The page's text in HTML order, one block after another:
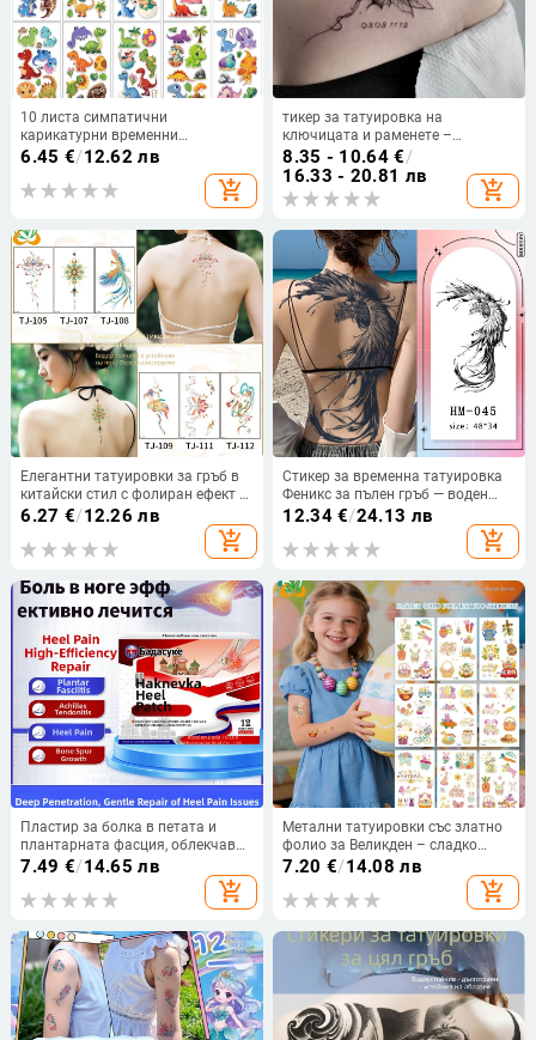
10 листа симпатични
карикатурни временни
татуировки с динозаври за
момчешки партита и стикери за
лице
6.45 €/12.62 лв
add_shopping_cart
тикер за татуировка на
ключицата и раменете –
фойерверк и пеперуда, тъмна
татуировка, стилна и секси,
водоустойчив, дълготраен
8.35 - 10.64€/
16.33 - 20.81 лв
add_shopping_cart
Елегантни татуировки за гръб в
китайски стил с фолиран ефект —
премиум усещане, флорални
мотиви за ръкав и ключица,
водоустойчиви и устойчиви на
6.27 €/12.26 лв
add_shopping_cart
Стикер за временна татуировка
Феникс за пълен гръб — воден
трансфер, персонализиране и
лицензирана частна марка
(Материал: бяла карта; Процес:
Персонализиране: Да;
Лицензирана частна марка: Да)
12.34€/24.13 лв
add_shopping_cart
Пластир за болка в петата и
плантарната фасция, облекчава
болките в сухожилията на
7.49 €/14.65 лв
add_shopping_cart
Метални татуировки със златно
фолио за Великден – сладко
зайче
7.20 €/14.08 лв
add_shopping_cart